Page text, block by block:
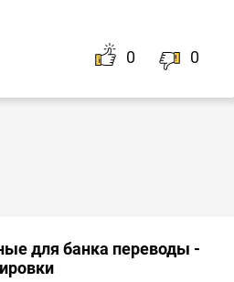
0 0
для банка переводы -